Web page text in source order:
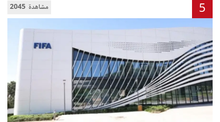
2045 مشاهدة 5